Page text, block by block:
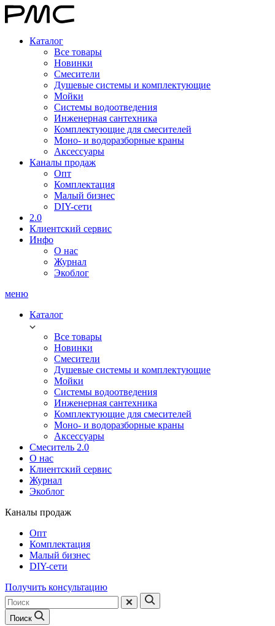
Каталог
Все товары
Новинки
Смесители
Душевые системы и комплектующие
Мойки
Системы водоотведения
Инженерная сантехника
Комплектующие для смесителей
Моно- и водоразборные краны
Аксессуары
Каналы продаж
Опт
Комплектация
Малый бизнес
DIY-сети
2.0
Клиентский сервис
Инфо
О нас
Журнал
Экоблог
меню
Каталог
Все товары
Новинки
Смесители
Душевые системы и комплектующие
Мойки
Системы водоотведения
Инженерная сантехника
Комплектующие для смесителей
Моно- и водоразборные краны
Аксессуары
Смеситель 2.0
О нас
Клиентский сервис
Журнал
Экоблог
Каналы продаж
Опт
Комплектация
Малый бизнес
DIY-сети
Получить консультацию
Поиск